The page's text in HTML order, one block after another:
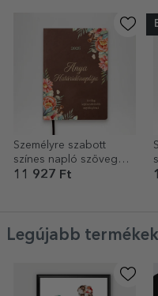
Személyre szabott
színes napló szöveggel
az anyukának
11 927 Ft
Legújabb termékek